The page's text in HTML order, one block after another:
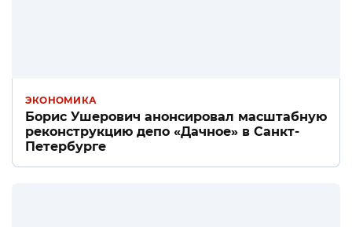
ЭКОНОМИКА
Борис Ушерович анонсировал масштабную
реконструкцию депо «Дачное» в Санкт-
Петербурге